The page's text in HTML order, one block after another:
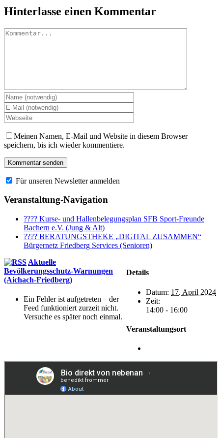
Facebook
X
LinkedIn
Pinterest
Hinterlasse einen Kommentar
Kommentar
Meinen Namen, E-Mail und Website in diesem Browser
speichern, bis ich wieder kommentiere.
Für unseren Newsletter anmelden
Veranstaltung-Navigation
???? Kurse- und Hallenbelegungsplan SFB Sport-Freunde
Bachern e.V. (Jung & Alt)
???? BERATUNGSTHEKE „DIGITAL ZUSAMMEN“
Bürgernetz Friedberg Services (Senioren)
Details
Datum: 17. April 2024
Zeit:
14:00 - 16:00
Veranstaltungsort
Aktuelle
Bevölkerungsschutz-Warnungen
(Aichach-Friedberg)
Ein Fehler ist aufgetreten – der
Feed funktioniert zurzeit nicht.
Versuche es später noch einmal.